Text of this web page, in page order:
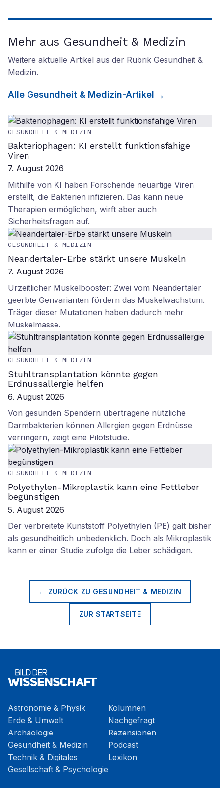
Mehr aus Gesundheit & Medizin
Weitere aktuelle Artikel aus der Rubrik Gesundheit &
Medizin.
Alle Gesundheit & Medizin-Artikel
GESUNDHEIT & MEDIZIN
Bakteriophagen: KI erstellt funktionsfähige
Viren
7. August 2026
Mithilfe von KI haben Forschende neuartige Viren
erstellt, die Bakterien infizieren. Das kann neue
Therapien ermöglichen, wirft aber auch
Sicherheitsfragen auf.
GESUNDHEIT & MEDIZIN
Neandertaler-Erbe stärkt unsere Muskeln
7. August 2026
Urzeitlicher Muskelbooster: Zwei vom Neandertaler
geerbte Genvarianten fördern das Muskelwachstum.
Träger dieser Mutationen haben dadurch mehr
Muskelmasse.
GESUNDHEIT & MEDIZIN
Stuhltransplantation könnte gegen
Erdnussallergie helfen
6. August 2026
Von gesunden Spendern übertragene nützliche
Darmbakterien können Allergien gegen Erdnüsse
verringern, zeigt eine Pilotstudie.
GESUNDHEIT & MEDIZIN
Polyethylen-Mikroplastik kann eine Fettleber
begünstigen
5. August 2026
Der verbreitete Kunststoff Polyethylen (PE) galt bisher
als gesundheitlich unbedenklich. Doch als Mikroplastik
kann er einer Studie zufolge die Leber schädigen.
← ZURÜCK ZU GESUNDHEIT & MEDIZIN
ZUR STARTSEITE
Astronomie & Physik
Erde & Umwelt
Archäologie
Gesundheit & Medizin
Technik & Digitales
Gesellschaft & Psychologie
Kolumnen
Nachgefragt
Rezensionen
Podcast
Lexikon